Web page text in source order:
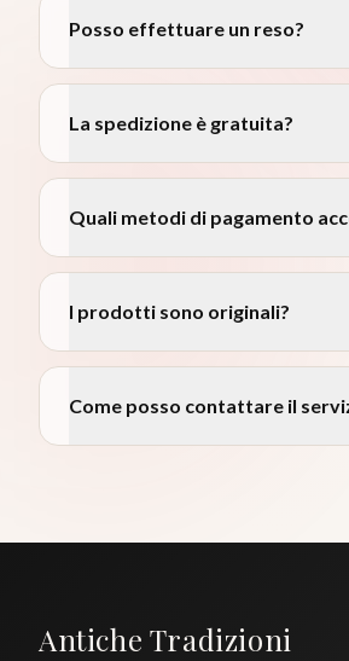
Posso effettuare un reso?
La spedizione è gratuita?
Quali metodi di pagamento
I prodotti sono originali?
Come posso contattare il
Antiche Tradizioni